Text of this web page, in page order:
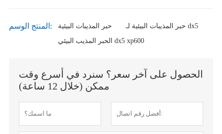
المنتج الوسم: حبر المذيبات البيئية
حبر المذيبات البيئية لـ dx5
الحبر المذيب البيئي dx5 xp600
الحصول على آخر سعر؟ سنرد في أسرع وقت
ممكن (خلال 12 ساعة)